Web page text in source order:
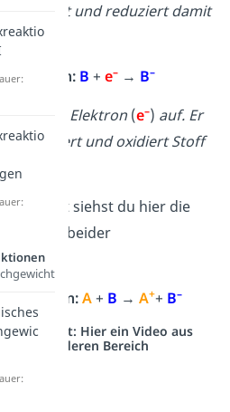
oxidiert und reduziert damit
Reduktion:B + e–→ B–
nimmt das Elektron (e–) auf. Er
reduziert und oxidiert Stoff
siehst du hier die
beider
A+ B →A++ B–
vernetzt: Hier ein Video aus
einem anderen Bereich